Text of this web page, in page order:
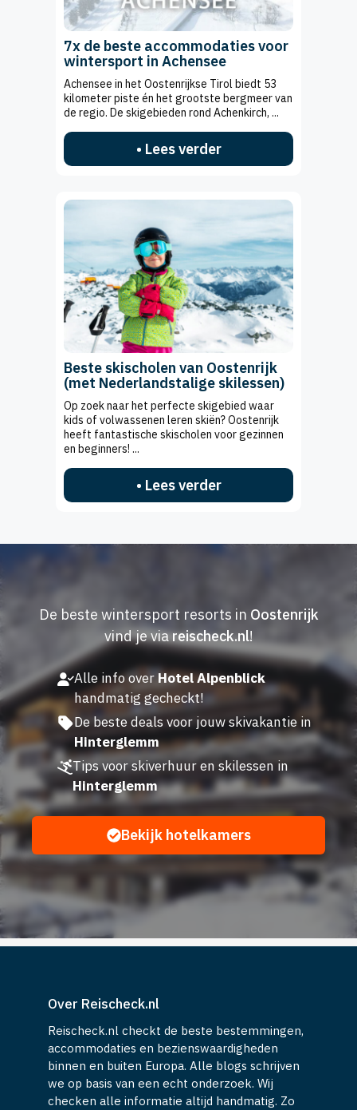
7x de beste accommodaties voor
wintersport in Achensee
Achensee in het Oostenrijkse Tirol biedt 53
kilometer piste én het grootste bergmeer van
de regio. De skigebieden rond Achenkirch, ...
• Lees verder
Beste skischolen van Oostenrijk
(met Nederlandstalige skilessen)
Op zoek naar het perfecte skigebied waar
kids of volwassenen leren skiën? Oostenrijk
heeft fantastische skischolen voor gezinnen
en beginners! ...
• Lees verder
De beste wintersport resorts in Oostenrijk
vind je viareischeck.nl!
Alle info over Hotel Alpenblick
handmatig gecheckt!
De beste deals voor jouw skivakantie in
Hinterglemm
Tips voor skiverhuur en skilessen in
Hinterglemm
Bekijk hotelkamers
Over Reischeck.nl
Reischeck.nl checkt de beste bestemmingen,
accommodaties en bezienswaardigheden
binnen en buiten Europa. Alle blogs schrijven
we op basis van een echt onderzoek. Wij
checken alle informatie altijd handmatig. Zo